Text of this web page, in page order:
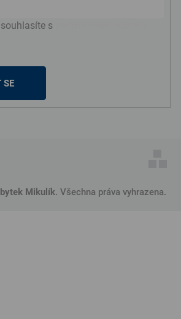
s
SE
Mikulík. Všechna práva vyhrazena.